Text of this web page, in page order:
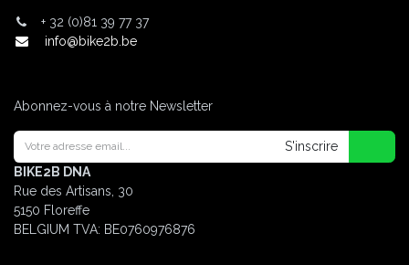
+ 32 (0)81 39 77 37
info@bike2b.be
Abonnez-vous à notre Newsletter
S'inscrire
BIKE2B DNA
Rue des Artisans, 30
5150 Floreffe
BELGIUM TVA: BE0760976876